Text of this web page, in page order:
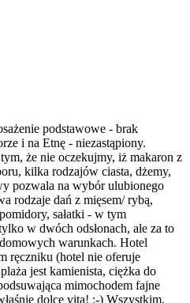
podstawowe - brak
i na Etnę - niezastąpiony.
że nie oczekujmy, iż makaron z
kilka rodzajów ciasta, dżemy,
pozwala na wybór ulubionego
rodzaje dań z mięsem/ rybą,
sałatki - w tym
w dwóch odsłonach, ale za to
warunkach. Hotel
ręczniku (hotel nie oferuje
jest kamienista, ciężka do
mimochodem fajne
dolce vita! :-) Wszystkim,